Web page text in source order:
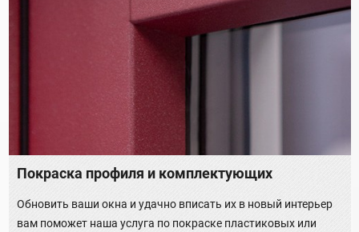
Покраска профиля и комплектующих
Обновить ваши окна и удачно вписать их в новый интерьер
вам поможет наша услуга по покраске пластиковых или